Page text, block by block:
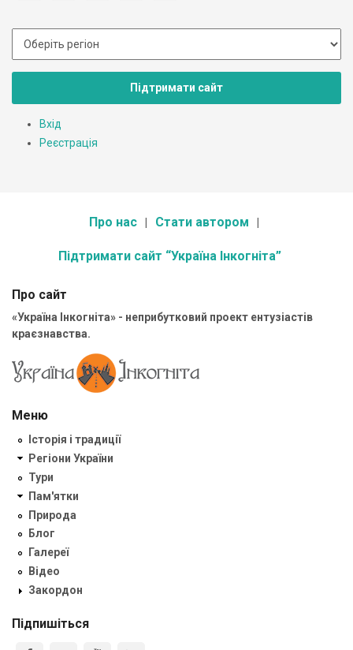
Підтримати сайт
Вхід
Реєстрація
Про нас Стати автором
Підтримати сайт “Україна Інкогніта”
Про сайт
«Україна Інкогніта» - неприбутковий проект ентузіастів
краєзнавства.
Меню
Історія і традиції
Регіони України
Тури
Пам'ятки
Природа
Блог
Галереї
Відео
Закордон
Підпишіться